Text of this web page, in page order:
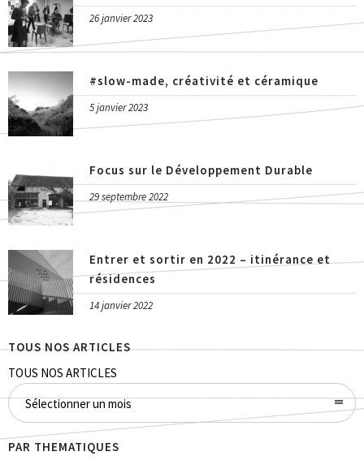
26 janvier 2023
#slow-made, créativité et céramique
5 janvier 2023
Focus sur le Développement Durable
29 septembre 2022
Entrer et sortir en 2022 – itinérance et
résidences
14 janvier 2022
TOUS NOS ARTICLES
TOUS NOS ARTICLES
Sélectionner un mois
PAR THEMATIQUES